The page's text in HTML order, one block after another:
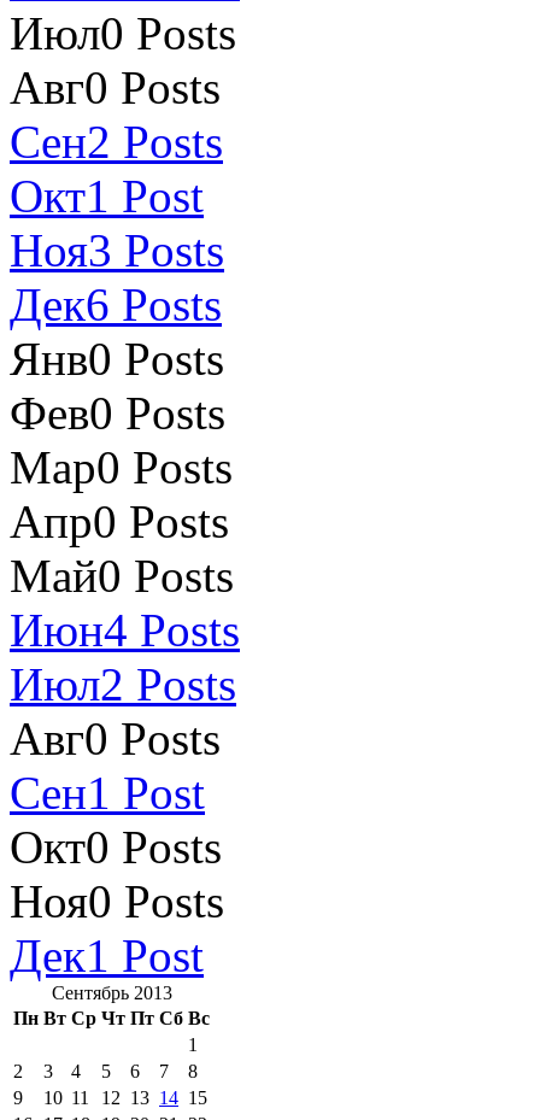
Июл0 Posts
Авг0 Posts
Сен2 Posts
Окт1 Post
Ноя3 Posts
Дек6 Posts
Янв0 Posts
Фев0 Posts
Мар0 Posts
Апр0 Posts
Май0 Posts
Июн4 Posts
Июл2 Posts
Авг0 Posts
Сен1 Post
Окт0 Posts
Ноя0 Posts
Дек1 Post
Сентябрь 2013
Пн Вт Ср Чт Пт Сб Вс
1
2
3 4 5 6 7
8
9
10 11 12 13 14 15